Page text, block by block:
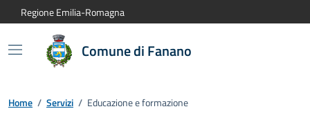
Vai al contenuto principale
Vai alla navigazione del sito
Vai al piede di pagina
Regione Emilia-Romagna
Comune di Fanano
Home / Servizi / Educazione e formazione